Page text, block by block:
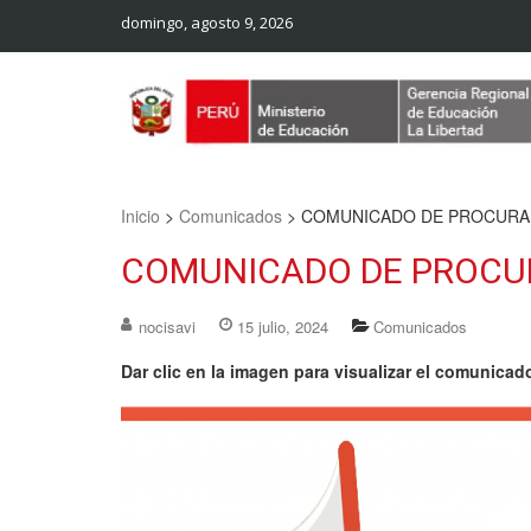
domingo, agosto 9, 2026
Inicio > Comunicados > COMUNICADO DE
COMUNICADO DE
nocisavi 15 julio, 2024 Comunicados
Dar clic en la imagen para visualizar el